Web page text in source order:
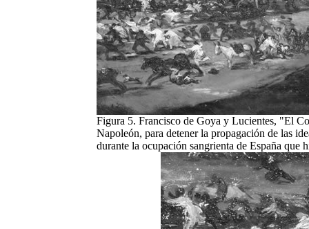
Figura 5. Francisco de Goya y Lucientes, "El
Napoleón, para detener la propagación de las
durante la ocupación sangrienta de España que